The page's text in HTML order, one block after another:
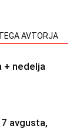
AVTORJA
+ nedelja
avgusta,